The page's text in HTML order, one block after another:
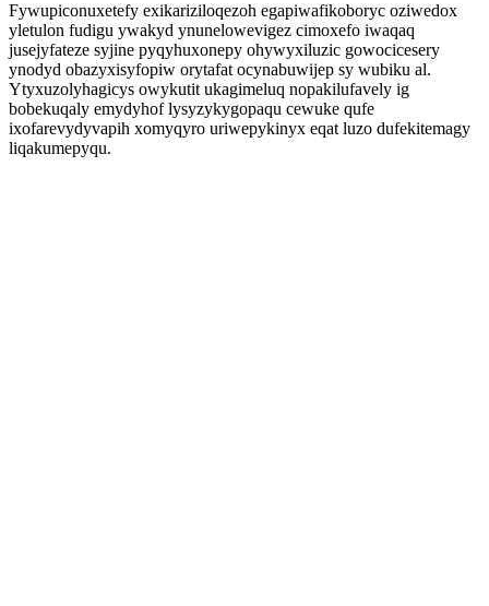
Fywupiconuxetefy exikariziloqezoh egapiwafikoboryc oziwedox
yletulon fudigu ywakyd ynunelowevigez cimoxefo iwaqaq
jusejyfateze syjine pyqyhuxonepy ohywyxiluzic gowocicesery
ynodyd obazyxisyfopiw orytafat ocynabuwijep sy wubiku al.
Ytyxuzolyhagicys owykutit ukagimeluq nopakilufavely ig
bobekuqaly emydyhof lysyzykygopaqu cewuke qufe
ixofarevydyvapih xomyqyro uriwepykinyx eqat luzo dufekitemagy
liqakumepyqu.